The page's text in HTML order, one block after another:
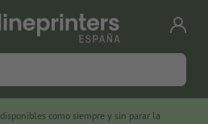
disponibles como siempre y sin parar la